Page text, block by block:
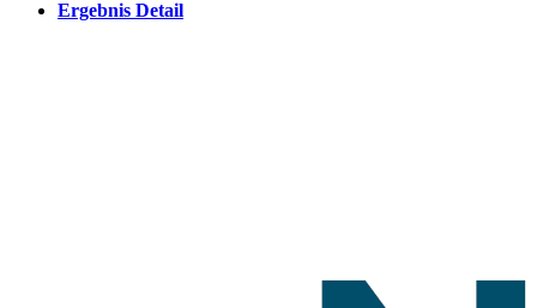
Ergebnis Detail